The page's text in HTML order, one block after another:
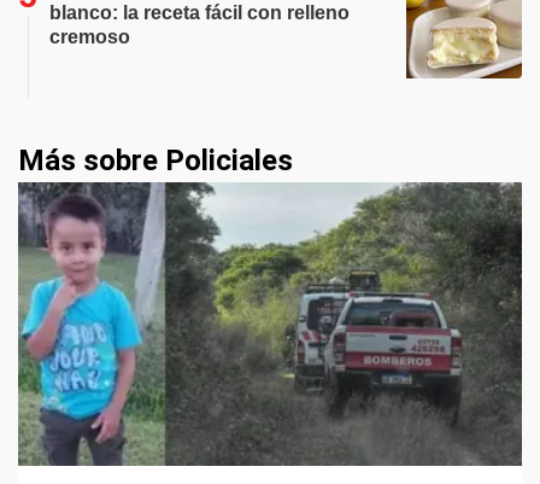
blanco: la receta fácil con relleno
cremoso
Más sobre Policiales